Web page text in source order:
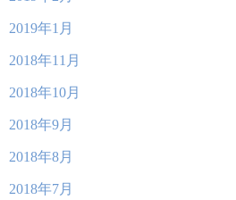
2019年1月
2018年11月
2018年10月
2018年9月
2018年8月
2018年7月